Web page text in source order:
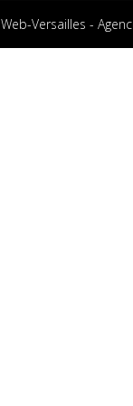
Web-Versailles -